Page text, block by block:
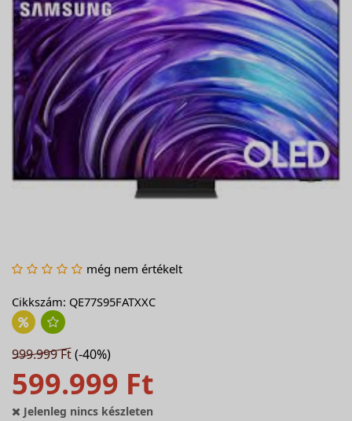
még nem értékelt
Cikkszám: QE77S95FATXXC
999.999 Ft(-40%)
599.999 Ft
Jelenleg nincs készleten